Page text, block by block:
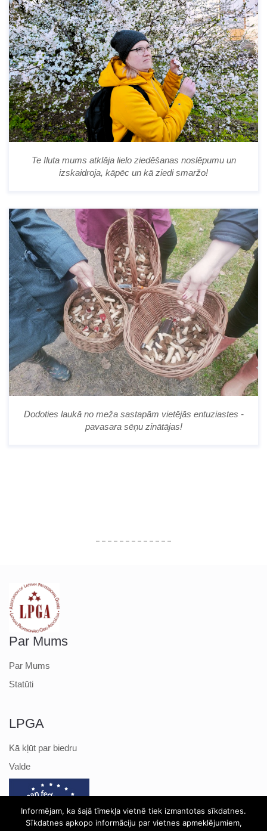
Te Iluta mums atklāja lielo ziedēšanas noslēpumu un
izskaidroja, kāpēc un kā ziedi smaržo!
Dodoties laukā no meža sastapām vietējās entuziastes -
pavasara sēņu zinātājas!
Par Mums
Par Mums
Statūti
LPGA
Kā kļūt par biedru
Valde
Informējam, ka šajā tīmekļa vietnē tiek izmantotas sīkdatnes.
Sīkdatnes apkopo informāciju par vietnes apmeklējumiem,